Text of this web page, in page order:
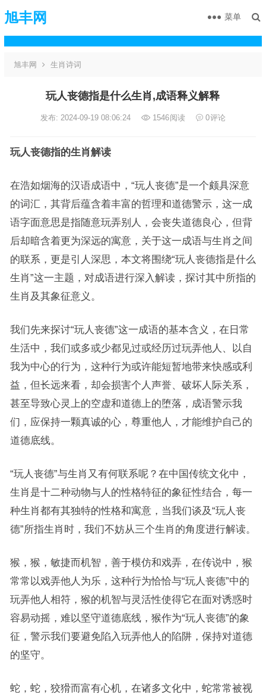
旭丰网 菜单
旭丰网 生肖诗词
玩人丧德指是什么生肖,成语释义解释
发布: 2024-09-19 08:06:24 1546阅读 0评论
玩人丧德指的生肖解读
在浩如烟海的汉语成语中，“玩人丧德”是一个颇具深意
的词汇，其背后蕴含着丰富的哲理和道德警示，这一成
语字面意思是指随意玩弄别人，会丧失道德良心，但背
后却暗含着更为深远的寓意，关于这一成语与生肖之间
的联系，更是引人深思，本文将围绕“玩人丧德指是什么
生肖”这一主题，对成语进行深入解读，探讨其中所指的
生肖及其象征意义。
我们先来探讨“玩人丧德”这一成语的基本含义，在日常
生活中，我们或多或少都见过或经历过玩弄他人、以自
我为中心的行为，这种行为或许能短暂地带来快感或利
益，但长远来看，却会损害个人声誉、破坏人际关系，
甚至导致心灵上的空虚和道德上的堕落，成语警示我
们，应保持一颗真诚的心，尊重他人，才能维护自己的
道德底线。
“玩人丧德”与生肖又有何联系呢？在中国传统文化中，
生肖是十二种动物与人的性格特征的象征性结合，每一
种生肖都有其独特的性格和寓意，当我们谈及“玩人丧
德”所指生肖时，我们不妨从三个生肖的角度进行解读。
猴，猴，敏捷而机智，善于模仿和戏弄，在传说中，猴
常常以戏弄他人为乐，这种行为恰恰与“玩人丧德”中的
玩弄他人相符，猴的机智与灵活性使得它在面对诱惑时
容易动摇，难以坚守道德底线，猴作为“玩人丧德”的象
征，警示我们要避免陷入玩弄他人的陷阱，保持对道德
的坚守。
蛇，蛇，狡猾而富有心机，在诸多文化中，蛇常常被视